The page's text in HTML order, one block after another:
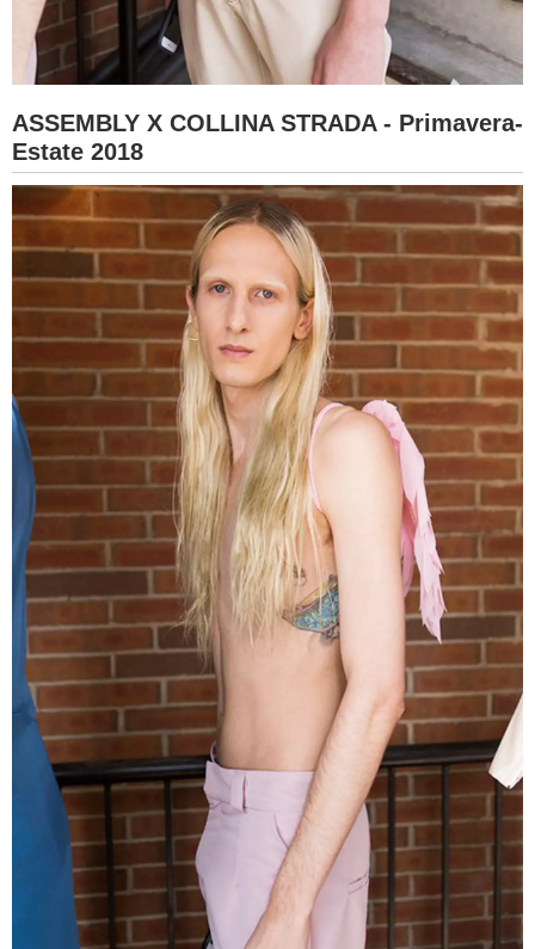
ASSEMBLY X COLLINA STRADA - Primavera-
Estate 2018